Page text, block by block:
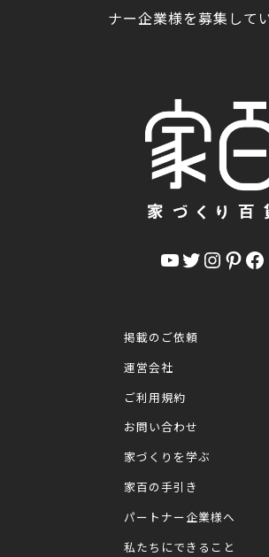
ナー企業様を募集してい
YouTube Twitter InstagramPinterest Facebook
掲載のご依頼
運営会社
ご利用規約
お問い合わせ
家づくりを学ぶ
家百の手引き
パートナー企業様へ
私たちにできること